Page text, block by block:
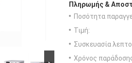
Πληρωμής &
Ποσότητα
Τιμή:
Συσκευασία
Χρόνος